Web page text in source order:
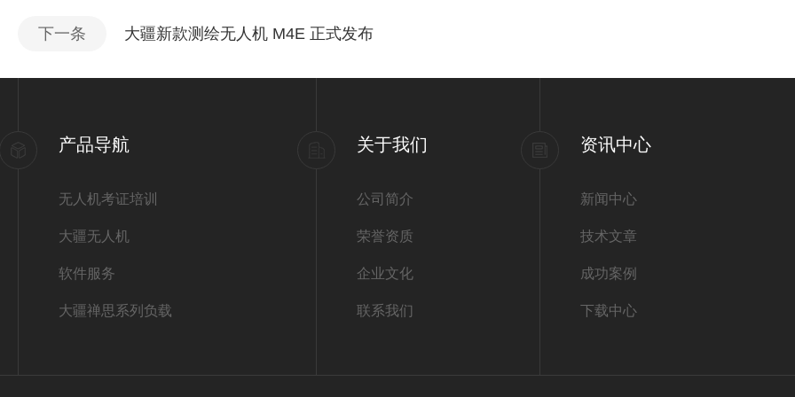
下一条 大疆新款测绘无人机 M4E 正式发布
产品导航
无人机考证培训
大疆无人机
软件服务
大疆禅思系列负载
关于我们
公司简介
荣誉资质
企业文化
联系我们
资讯中心
新闻中心
技术文章
成功案例
下载中心